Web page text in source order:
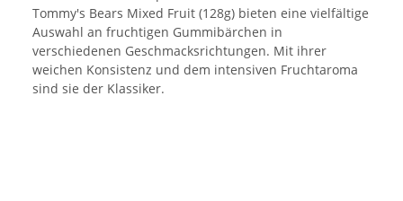
Tommy's Bears Mixed Fruit (128g) bieten eine vielfältige
Auswahl an fruchtigen Gummibärchen in
verschiedenen Geschmacksrichtungen. Mit ihrer
weichen Konsistenz und dem intensiven Fruchtaroma
sind sie der Klassiker.